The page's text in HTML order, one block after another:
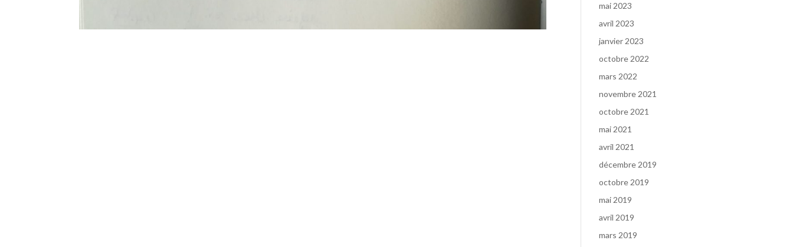
mai 2023
avril 2023
janvier 2023
octobre 2022
mars 2022
novembre 2021
octobre 2021
mai 2021
avril 2021
décembre 2019
octobre 2019
mai 2019
avril 2019
mars 2019